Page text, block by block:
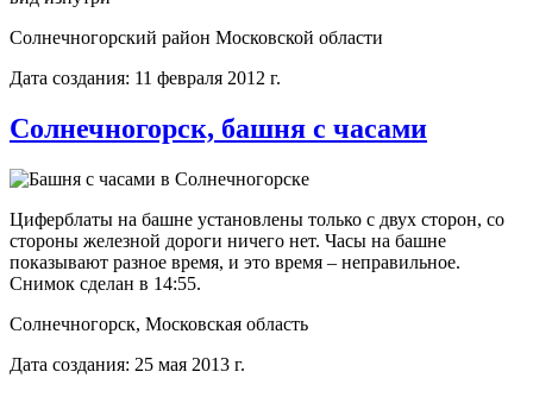
Солнечногорский район Московской области
Дата создания: 11 февраля 2012 г.
Солнечногорск, башня с часами
Циферблаты на башне установлены только с двух сторон, со
стороны железной дороги ничего нет. Часы на башне
показывают разное время, и это время – неправильное.
Снимок сделан в 14:55.
Солнечногорск, Московская область
Дата создания: 25 мая 2013 г.